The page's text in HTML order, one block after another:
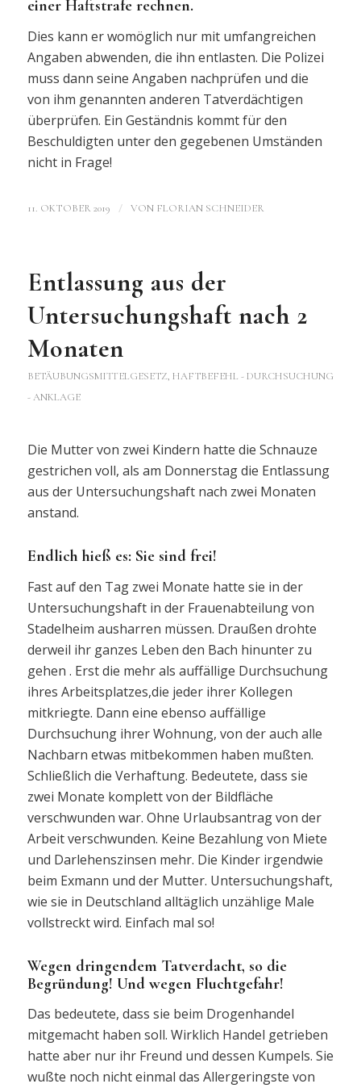
einer Haftstrafe rechnen.
Dies kann er womöglich nur mit umfangreichen
Angaben abwenden, die ihn entlasten. Die Polizei
muss dann seine Angaben nachprüfen und die
von ihm genannten anderen Tatverdächtigen
überprüfen. Ein Geständnis kommt für den
Beschuldigten unter den gegebenen Umständen
nicht in Frage!
11. OKTOBER 2019 / VON FLORIAN SCHNEIDER
Entlassung aus der
Untersuchungshaft nach 2
Monaten
BETÄUBUNGSMITTELGESETZ, HAFTBEFEHL - DURCHSUCHUNG
- ANKLAGE
Die Mutter von zwei Kindern hatte die Schnauze
gestrichen voll, als am Donnerstag die Entlassung
aus der Untersuchungshaft nach zwei Monaten
anstand.
Endlich hieß es: Sie sind frei!
Fast auf den Tag zwei Monate hatte sie in der
Untersuchungshaft in der Frauenabteilung von
Stadelheim ausharren müssen. Draußen drohte
derweil ihr ganzes Leben den Bach hinunter zu
gehen . Erst die mehr als auffällige Durchsuchung
ihres Arbeitsplatzes,die jeder ihrer Kollegen
mitkriegte. Dann eine ebenso auffällige
Durchsuchung ihrer Wohnung, von der auch alle
Nachbarn etwas mitbekommen haben mußten.
Schließlich die Verhaftung. Bedeutete, dass sie
zwei Monate komplett von der Bildfläche
verschwunden war. Ohne Urlaubsantrag von der
Arbeit verschwunden. Keine Bezahlung von Miete
und Darlehenszinsen mehr. Die Kinder irgendwie
beim Exmann und der Mutter. Untersuchungshaft,
wie sie in Deutschland alltäglich unzählige Male
vollstreckt wird. Einfach mal so!
Wegen dringendem Tatverdacht, so die
Begründung! Und wegen Fluchtgefahr!
Das bedeutete, dass sie beim Drogenhandel
mitgemacht haben soll. Wirklich Handel getrieben
hatte aber nur ihr Freund und dessen Kumpels. Sie
wußte noch nicht einmal das Allergeringste von